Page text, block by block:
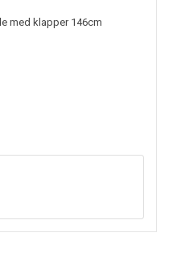
med klapper 146cm